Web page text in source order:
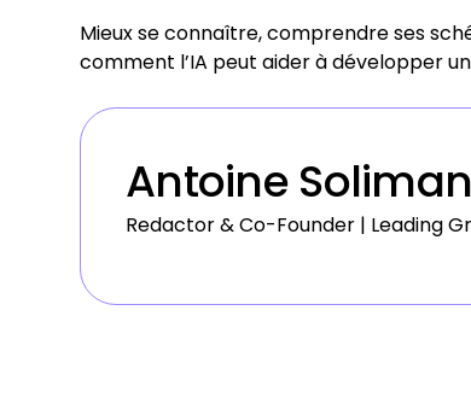
Mieux se connaître, comprendre ses
comment l’IA peut aider à développer
Antoine Soliman
Redactor & Co-Founder | Leading